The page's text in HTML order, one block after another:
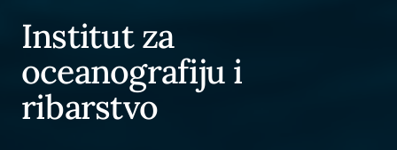
Institut za
oceanografiju i
ribarstvo